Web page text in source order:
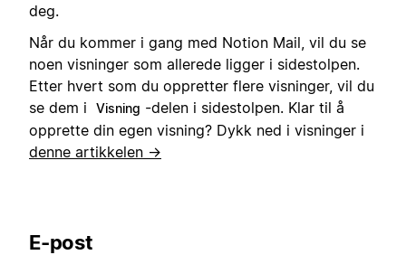
deg.
Når du kommer i gang med Notion Mail, vil du se
noen visninger som allerede ligger i sidestolpen.
Etter hvert som du oppretter flere visninger, vil du
se dem i
Visning -delen i sidestolpen. Klar til å
opprette din egen visning? Dykk ned i visninger i
denne artikkelen →
E-post